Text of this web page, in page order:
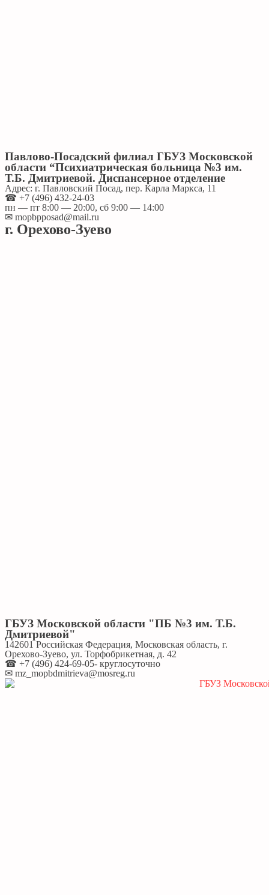
Павлово-Посадский филиал ГБУЗ Московской
области “Психиатрическая больница №3 им.
Т.Б. Дмитриевой. Диспансерное отделение
Адрес: г. Павловский Посад, пер. Карла Маркса, 11
☎ +7 (496) 432-24-03
пн — пт 8:00 — 20:00, сб 9:00 — 14:00
✉ mopbpposad@mail.ru
г. Орехово-Зуево
ГБУЗ Московской области "ПБ №3 им. Т.Б.
Дмитриевой"
142601 Российская Федерация, Московская область, г.
Орехово-Зуево, ул. Торфобрикетная, д. 42
☎ +7 (496) 424-69-05- круглосуточно
✉ mz_mopbdmitrieva@mosreg.ru